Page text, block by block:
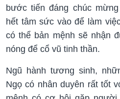
bước tiến đáng chúc
hết tâm sức vào để làm
có thể bản mệnh sẽ nhận
nóng để cổ vũ tinh thần.
Ngũ hành tương sinh,
Ngọ có nhân duyên rất tốt